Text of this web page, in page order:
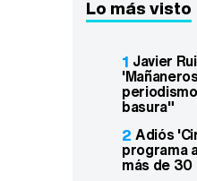
Lo más visto
1 Javier
basura"
2 Adiós
programa
más de 30